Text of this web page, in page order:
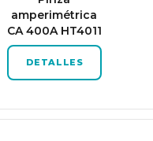
amperimétrica
CA 400A HT4011
DETALLES